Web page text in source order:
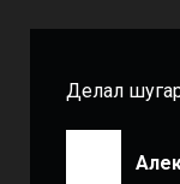
Делал